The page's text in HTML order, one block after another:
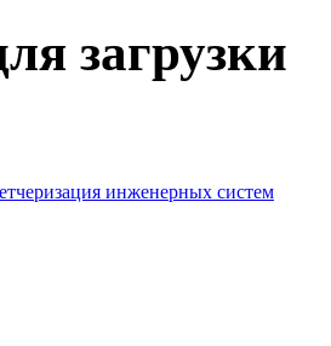
загрузки
инженерных систем